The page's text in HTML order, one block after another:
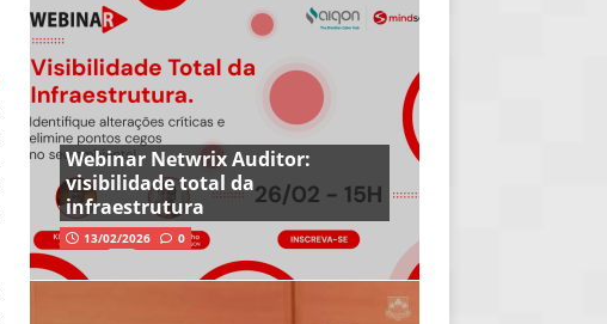
Webinar Netwrix Auditor:
visibilidade total da
infraestrutura
13/02/2026 0